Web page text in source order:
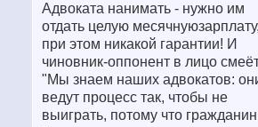
Адвоката нанимать - нужно им
отдать целую
при этом никакой гарантии! И
чиновник-оппонент в лицо
"Мы знаем наших адвокатов:
ведут процесс так, чтобы не
выиграть, потому что гражданин